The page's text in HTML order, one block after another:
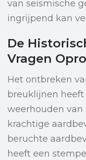
van seismische
ingrijpend kan
De
Vragen
Het ontbreken
breuklijnen
weerhouden van
krachtige
beruchte
heeft een